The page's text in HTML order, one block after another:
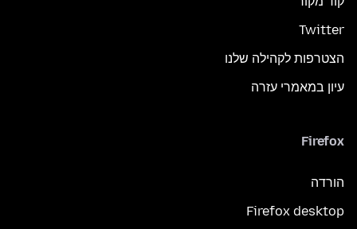
Twitter
הצטרפות לקהילה שלנו
עיון במאמרי עזרה
Firefox
הורדה
Firefox desktop